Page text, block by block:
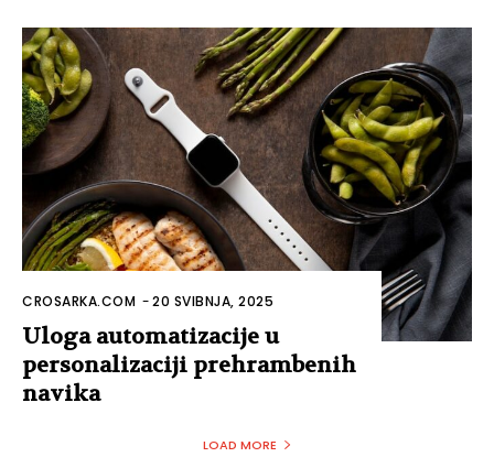
CROSARKA.COM -20 SVIBNJA, 2025
Uloga automatizacije u
personalizaciji prehrambenih
navika
LOAD MORE